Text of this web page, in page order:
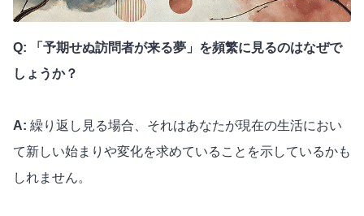
Q: 「予期せぬ訪問者が来る夢」を頻繁に見るのはなぜで
しょうか？
A: 繰り返し見る場合、それはあなたが現在の生活におい
て新しい始まりや変化を求めていることを示しているかも
しれません。